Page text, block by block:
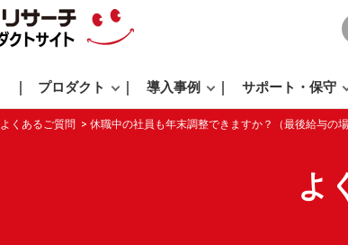
プロダクト 導入事例 サポート・保守
よくあるご質問 休職中の社員も年末調整できますか？（最後給与の場
よ